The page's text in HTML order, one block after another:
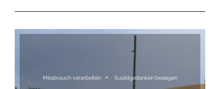
Missbrauch verarbeiten Suizidgedanken besiegen